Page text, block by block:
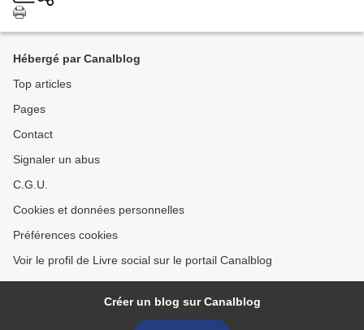
Hébergé par Canalblog
Top articles
Pages
Contact
Signaler un abus
C.G.U.
Cookies et données personnelles
Préférences cookies
Voir le profil de Livre social sur le portail Canalblog
Créer un blog sur Canalblog